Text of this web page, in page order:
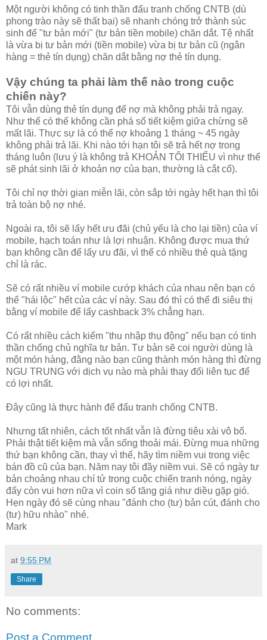
Một người không có tinh thần đấu tranh chống CNTB (dù
phong trào này sẽ thất bại) sẽ nhanh chóng trở thành súc
sinh để "tư bản mới" (tư bản tiền mobile) chăn dắt. Tệ nhất
là vừa bị tư bản mới (tiền mobile) vừa bị tư bản cũ (ngân
hàng = thẻ tín dụng) chăn dắt bằng nợ thẻ tín dụng.
Vậy chúng ta phải làm thế nào trong cuộc
chiến này?
Tôi vẫn dùng thẻ tín dụng để nợ mà không phải trả ngay.
Như thế có thế không cần phá sổ tiết kiệm giữa chừng sẽ
mất lãi. Thực sự là có thể nợ khoảng 1 tháng ~ 45 ngày
không phải trả lãi. Khi nào tới hạn tôi sẽ trả hết nợ trong
tháng luôn (lưu ý là không trả KHOẢN TỐI THIỂU vì như thế
sẽ phát sinh lãi ở khoản nợ của bạn, thường là cắt cổ).
Tôi chỉ nợ thời gian miễn lãi, còn sắp tới ngày hết hạn thì tôi
trả toàn bộ nợ nhé.
Ngoài ra, tôi sẽ lấy hết ưu đãi (chủ yếu là cho lại tiền) của ví
mobile, hạch toán như là lợi nhuận. Không được mua thứ
bạn không cần để lấy ưu đãi, vì thế có nhiều thẻ quà tặng
chỉ là rác.
Sẽ có rất nhiều ví mobile cướp khách của nhau nên bạn có
thể "hái lộc" hết của các ví này. Sau đó thì có thể đi siêu thị
bằng ví mobile để lấy cashback 3% chẳng hạn.
Có rất nhiều cách kiếm "thu nhập thụ động" nếu bạn có tinh
thần chống chủ nghĩa tư bản. Tư bản sẽ coi người dùng là
một món hàng, đằng nào bạn cũng thành món hàng thì đừng
NGU TRUNG với dịch vụ nào mà phải thay đổi liên tục để
có lợi nhất.
Đây cũng là thực hành để đấu tranh chống CNTB.
Nhưng tất nhiên, cách tốt nhất vẫn là đừng tiêu xài vô bổ.
Phải thật tiết kiệm mà vẫn sống thoải mái. Đừng mua những
thứ bạn không cần, thay vì thế, hãy tìm niềm vui trong việc
bán đồ cũ của bạn. Năm nay tôi đầy niềm vui. Sẽ có ngày tư
bản choảng nhau chí tử trong cuộc chiến tranh nóng, ngày
đấy còn vui hơn nữa vì coin số tăng giá như diều gặp gió.
Hẹn ngày đó sẽ cùng nhau "đánh cho (tư) bản cút, đánh cho
(tư) hữu nhào" nhé.
Mark
at 9:55 PM
Share
No comments:
Post a Comment